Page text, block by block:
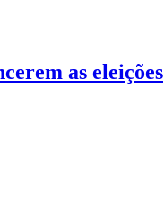
as eleições